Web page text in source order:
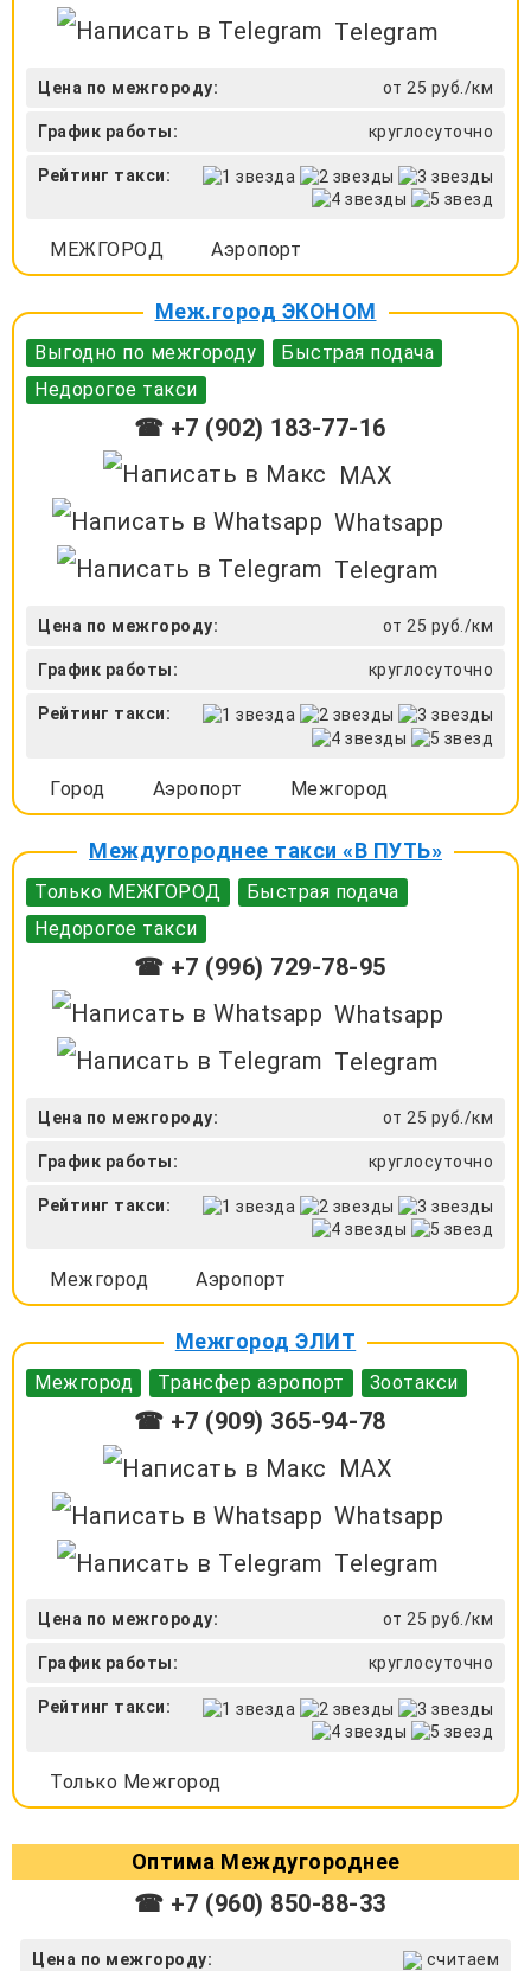
Telegram
Цена по межгороду: от 25 руб./км
График работы: круглосуточно
Рейтинг такси:
МЕЖГОРОД Аэропорт
Меж.город ЭКОНОМ
Выгодно по межгороду
Быстрая подача
Недорогое такси
☎ +7 (902) 183-77-16
MAX
Whatsapp
Telegram
Цена по межгороду: от 25 руб./км
График работы: круглосуточно
Рейтинг такси:
Город Аэропорт Межгород
Междугороднее такси «В ПУТЬ»
Только МЕЖГОРОД
Быстрая подача
Недорогое такси
☎ +7 (996) 729-78-95
Whatsapp
Telegram
Цена по межгороду: от 25 руб./км
График работы: круглосуточно
Рейтинг такси:
Межгород Аэропорт
Межгород ЭЛИТ
Межгород Трансфер аэропорт Зоотакси
☎ +7 (909) 365-94-78
MAX
Whatsapp
Telegram
Цена по межгороду: от 25 руб./км
График работы: круглосуточно
Рейтинг такси:
Только Межгород
Оптима Междугороднее
☎ +7 (960) 850-88-33
Цена по межгороду: считаем